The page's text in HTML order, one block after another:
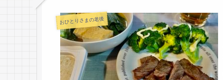
おひとりさまの老後